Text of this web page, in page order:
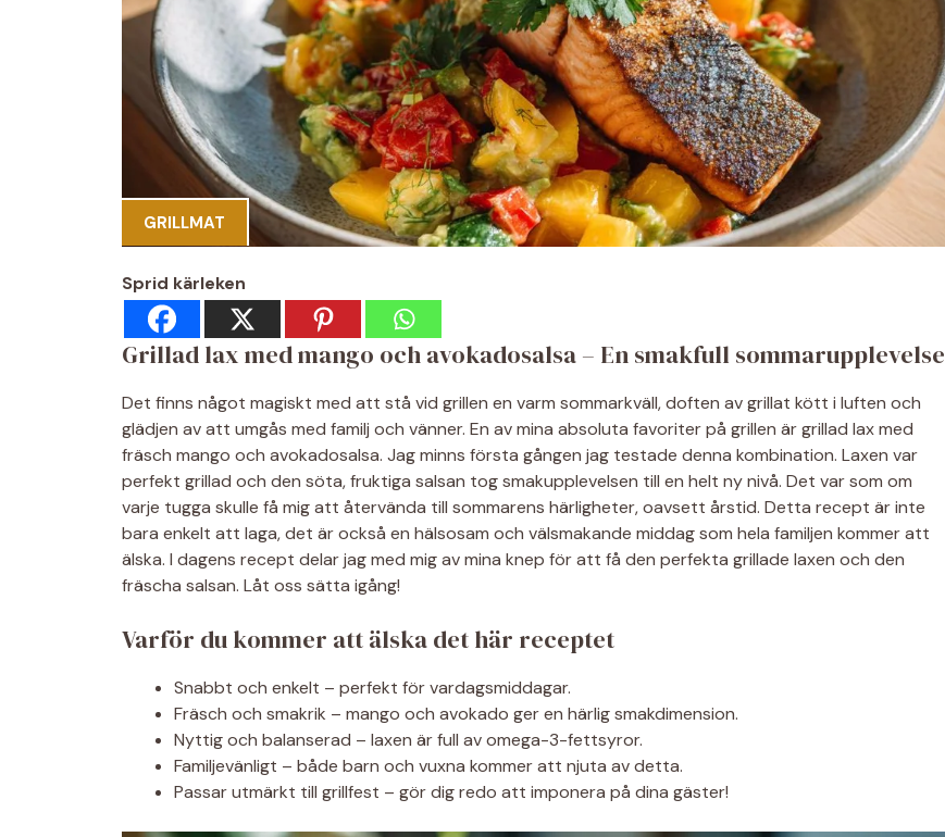
GRILLMAT
Sprid kärleken
Grillad lax med mango och avokadosalsa – En smakfull sommarupplevelse
Det finns något magiskt med att stå vid grillen en varm sommarkväll, doften av grillat kött i luften och
glädjen av att umgås med familj och vänner. En av mina absoluta favoriter på grillen är grillad lax med
fräsch mango och avokadosalsa. Jag minns första gången jag testade denna kombination. Laxen var
perfekt grillad och den söta, fruktiga salsan tog smakupplevelsen till en helt ny nivå. Det var som om
varje tugga skulle få mig att återvända till sommarens härligheter, oavsett årstid. Detta recept är inte
bara enkelt att laga, det är också en hälsosam och välsmakande middag som hela familjen kommer att
älska. I dagens recept delar jag med mig av mina knep för att få den perfekta grillade laxen och den
fräscha salsan. Låt oss sätta igång!
Varför du kommer att älska det här receptet
Snabbt och enkelt – perfekt för vardagsmiddagar.
Fräsch och smakrik – mango och avokado ger en härlig smakdimension.
Nyttig och balanserad – laxen är full av omega-3-fettsyror.
Familjevänligt – både barn och vuxna kommer att njuta av detta.
Passar utmärkt till grillfest – gör dig redo att imponera på dina gäster!